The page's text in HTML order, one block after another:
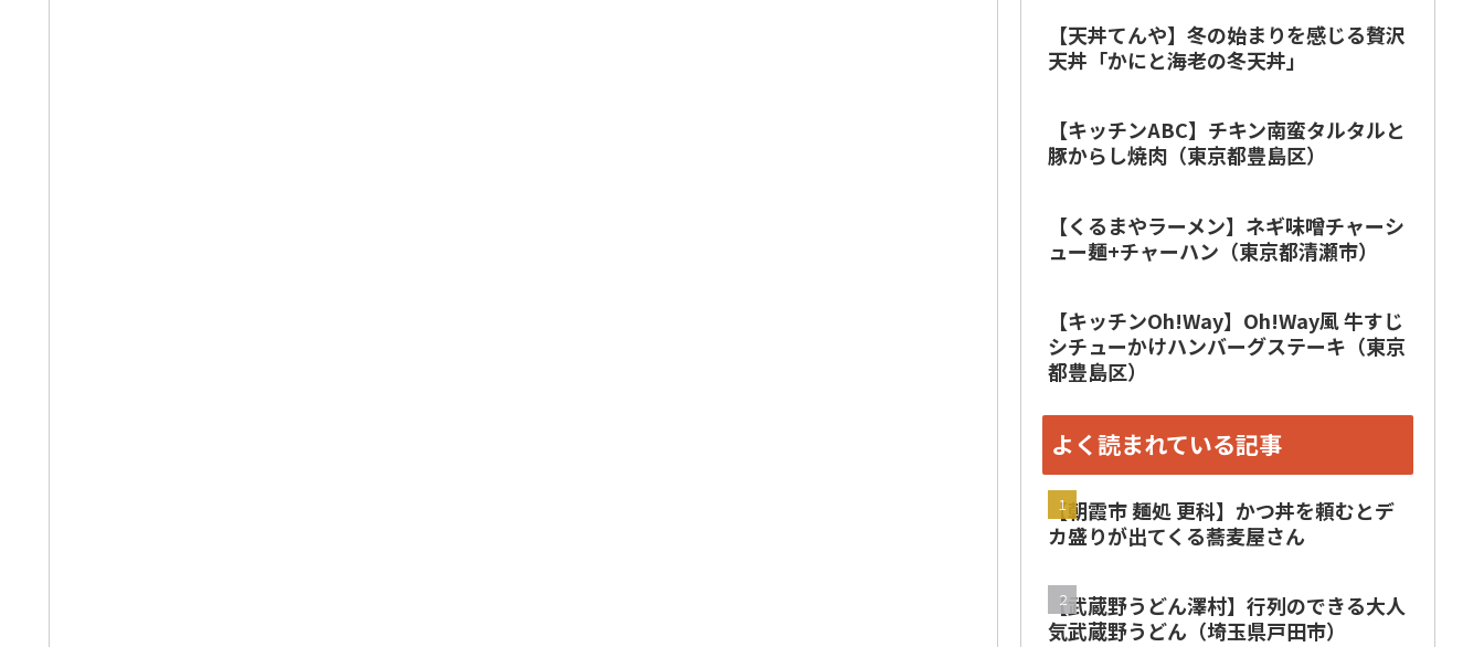
【天丼てんや】冬の始まりを感じる贅沢
天丼「かにと海老の冬天丼」
【キッチンABC】チキン南蛮タルタルと
豚からし焼肉（東京都豊島区）
【くるまやラーメン】ネギ味噌チャーシ
ュー麺+チャーハン（東京都清瀬市）
【キッチンOh!Way】Oh!Way風 牛すじ
シチューかけハンバーグステーキ（東京
都豊島区）
よく読まれている記事
【朝霞市 麺処 更科】かつ丼を頼むとデ
カ盛りが出てくる蕎麦屋さん
【武蔵野うどん澤村】行列のできる大人
気武蔵野うどん（埼玉県戸田市）